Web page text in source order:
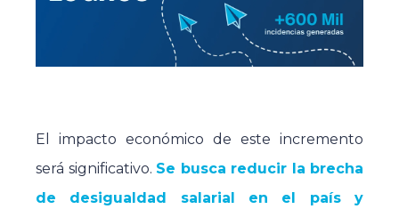
El impacto económico de este incremento
será significativo. Se busca reducir la brecha
de desigualdad salarial en el país y